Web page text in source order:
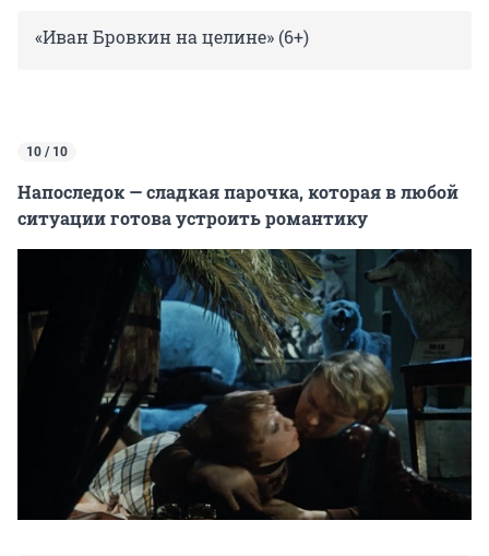
«Иван Бровкин на целине» (6+)
10 / 10
Напоследок — сладкая парочка, которая в любой
ситуации готова устроить романтику